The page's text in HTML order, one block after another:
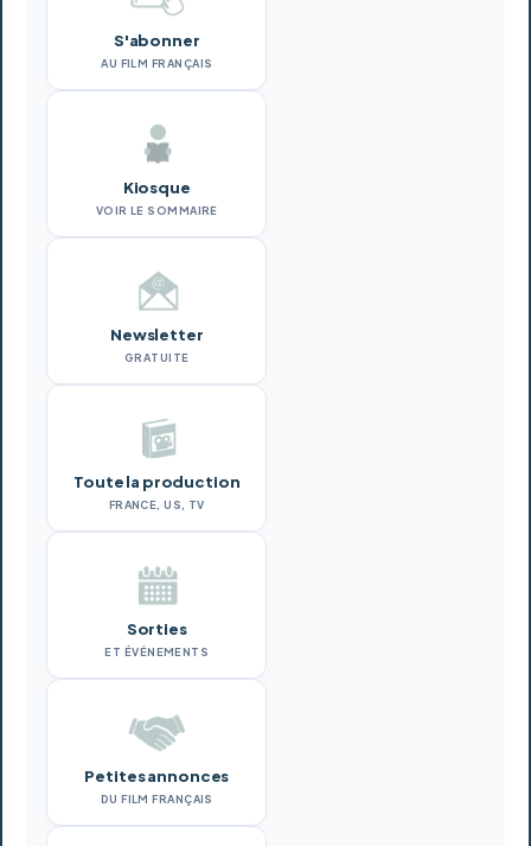
S'abonner
AU FILM FRANÇAIS
Kiosque
VOIR LE SOMMAIRE
Newsletter
GRATUITE
Toute la production
FRANCE, US, TV
Sorties
ET ÉVÉNEMENTS
Petites annonces
DU FILM FRANÇAIS